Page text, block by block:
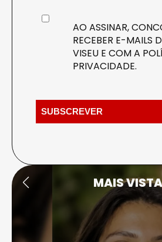
AO ASSINAR,
RECEBER E-MAILS
VISEU E COM A
PRIVACIDADE.
MAIS